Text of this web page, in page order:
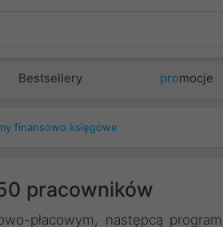
Bestsellery promocje
finansowo księgowe
pracowników
płacowym, następcą